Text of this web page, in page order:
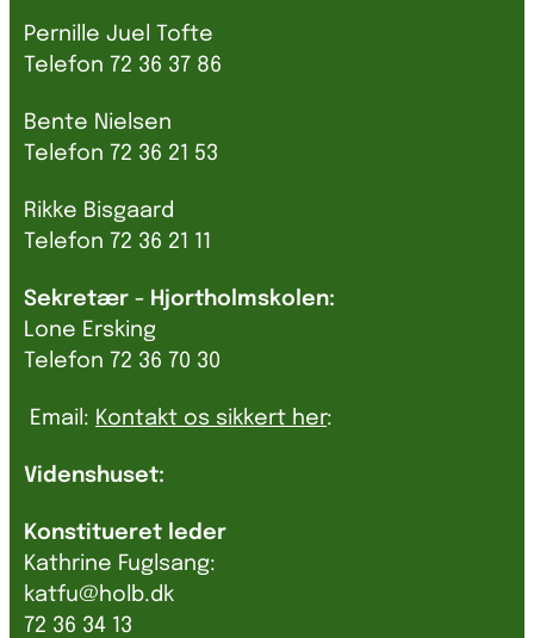
Pernille Juel Tofte
Telefon 72 36 37 86
Bente Nielsen
Telefon 72 36 21 53
Rikke Bisgaard
Telefon 72 36 21 11
Sekretær - Hjortholmskolen:
Lone Ersking
Telefon 72 36 70 30
Email: Kontakt os sikkert her:
Videnshuset:
Konstitueret leder
Kathrine Fuglsang:
katfu@holb.dk
72 36 34 13